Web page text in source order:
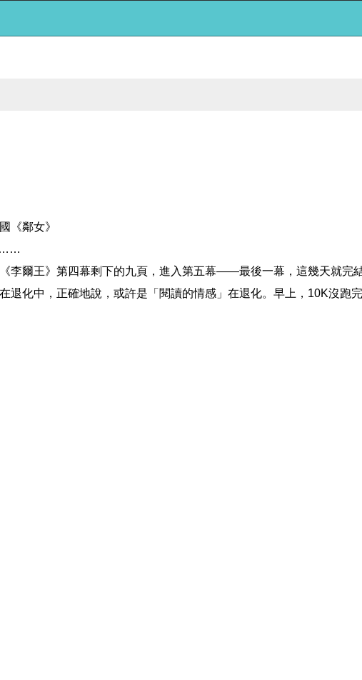
《鄰女》
李爾王》第四幕剩下的九頁，進入第五幕——最後一幕，這幾天就完
退化中，正確地說，或許是「閱讀的情感」在退化。早上，10K沒跑